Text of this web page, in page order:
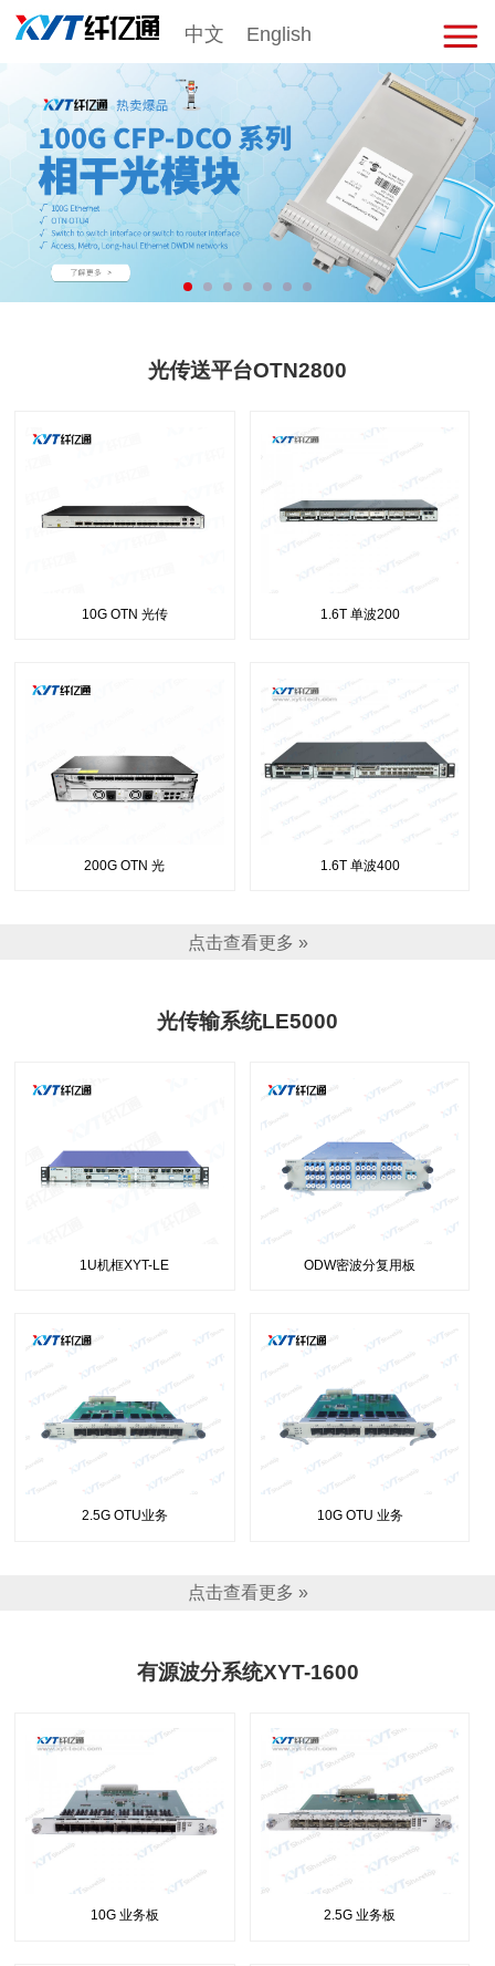
中文 English
击
展
开
菜
单
光传送平台OTN2800
10G OTN 光传 1.6T 单波200
200G OTN 光 1.6T 单波400
点击查看更多 »
光传输系统LE5000
1U机框XYT-LE ODW密波分复用板
2.5G OTU业务 10G OTU 业务
点击查看更多 »
有源波分系统XYT-1600
10G 业务板 2.5G 业务板